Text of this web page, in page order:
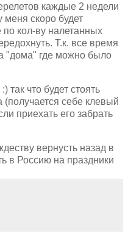
каждые 2 недели
скоро будет
кол-ву налетанных
Т.к. все время
"дома" где можно было
так что будет стоять
себе клевый
приехать его забрать
вернусть назад в
в Россию на праздники